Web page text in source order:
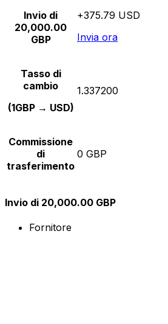
Invio di
20,000.00
GBP
+375.79 USD
Invia ora
Tasso di
cambio
(1GBP → USD)
1.337200
Commissione
di
trasferimento
0 GBP
Invio di 20,000.00 GBP
Fornitore